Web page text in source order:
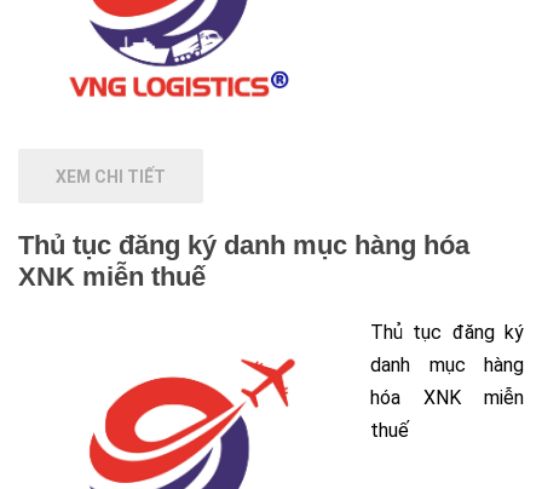
XEM CHI TIẾT
Thủ tục đăng ký danh mục hàng hóa
XNK miễn thuế
Thủ tục đăng ký
danh mục hàng
hóa XNK miễn
thuế